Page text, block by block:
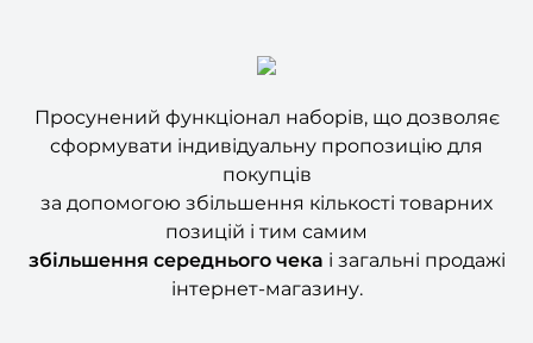
Просунений функціонал наборів, що дозволяє
сформувати індивідуальну пропозицію для
покупців
за допомогою збільшення кількості товарних
позицій і тим самим
середнього чека
інтернет-магазину.